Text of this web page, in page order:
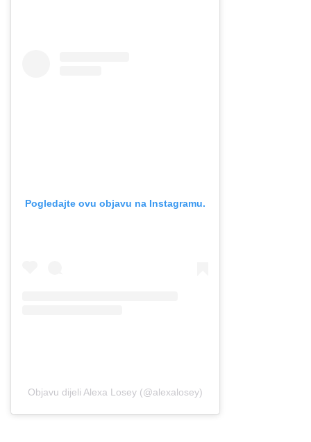
Pogledajte ovu objavu na Instagramu.
Objavu dijeli Alexa Losey (@alexalosey)